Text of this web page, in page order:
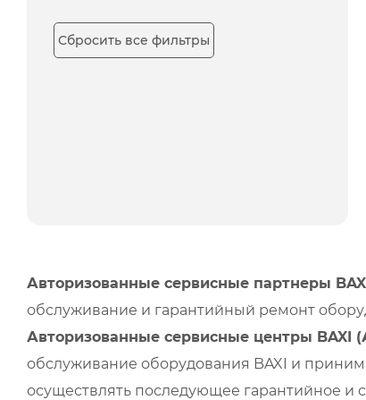
Сбросить все фильтры
Авторизованные сервисные партнеры
обслуживание и гарантийный ремонт
Авторизованные сервисные центры BAXI
обслуживание оборудования BAXI и
осуществлять последующее гарантийное и